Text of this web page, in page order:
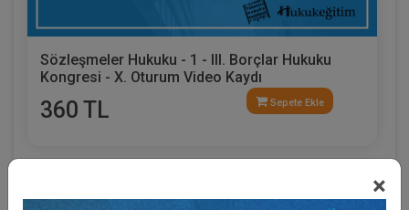
×
Sözleşmeler Hukuku - 1 - III. Borçlar Hukuku
Kongresi - X. Oturum Video Kaydı
360 TL Sepete Ekle